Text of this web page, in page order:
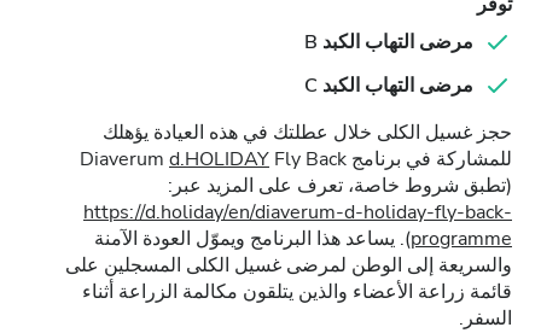
مرضى التهاب الكبد B
مرضى التهاب الكبد C
حجز غسيل الكلى خلال عطلتك في هذه العيادة يؤهلك
للمشاركة في برنامج Diaverum
d.HOLIDAY Fly Back
(تطبق شروط خاصة، تعرف على المزيد عبر:
https://d.holiday/en/diaverum-d-holiday-fly-back-
programme). يساعد هذا البرنامج ويموّل العودة الآمنة
والسريعة إلى الوطن لمرضى غسيل الكلى المسجلين على
قائمة زراعة الأعضاء والذين يتلقون مكالمة الزراعة أثناء
السفر.